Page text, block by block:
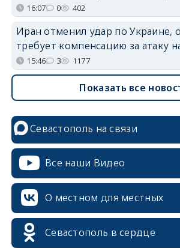
16:07 0 402
Иран отменил удар по Украине,
требует компенсацию за атаку
15:46 3 1177
Показать все
Севастополь на связи
Все наши Видео
О местном для местных
Севастополь в сердце